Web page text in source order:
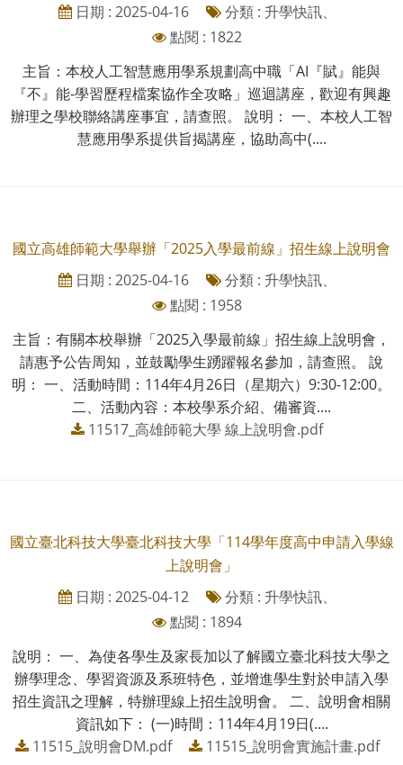
日期 : 2025-04-16
分類 : 升學快訊、
點閱 : 1822
主旨：本校人工智慧應用學系規劃高中職「AI『賦』能與
『不』能-學習歷程檔案協作全攻略」巡迴講座，歡迎有興趣
辦理之學校聯絡講座事宜，請查照。 說明： 一、本校人工智
慧應用學系提供旨揭講座，協助高中(....
國立高雄師範大學舉辦「2025入學最前線」招生線上說明會
日期 : 2025-04-16
分類 : 升學快訊、
點閱 : 1958
主旨：有關本校舉辦「2025入學最前線」招生線上說明會，
請惠予公告周知，並鼓勵學生踴躍報名參加，請查照。 說
明： 一、活動時間：114年4月26日（星期六）9:30-12:00。
二、活動內容：本校學系介紹、備審資....
11517_高雄師範大學 線上說明會.pdf
國立臺北科技大學臺北科技大學「114學年度高中申請入學線
上說明會」
日期 : 2025-04-12
分類 : 升學快訊、
點閱 : 1894
說明： 一、為使各學生及家長加以了解國立臺北科技大學之
辦學理念、學習資源及系班特色，並增進學生對於申請入學
招生資訊之理解，特辦理線上招生說明會。 二、說明會相關
資訊如下： (一)時間：114年4月19日(....
11515_說明會DM.pdf
11515_說明會實施計畫.pdf